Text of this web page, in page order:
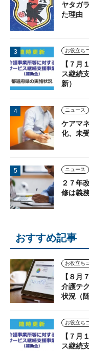
ヤタガ
た理由
【７月
ス継続
新）
ニュース
ケアマ
化、未
ニュース
２７年
修は義
おすすめ記事
【８月
介護テ
状況（
【７月
ス継続